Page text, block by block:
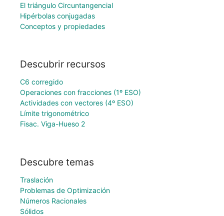
El triángulo Circuntangencial
Hipérbolas conjugadas
Conceptos y propiedades
Descubrir recursos
C6 corregido
Operaciones con fracciones (1º ESO)
Actividades con vectores (4º ESO)
Límite trigonométrico
Fisac. Viga-Hueso 2
Descubre temas
Traslación
Problemas de Optimización
Números Racionales
Sólidos